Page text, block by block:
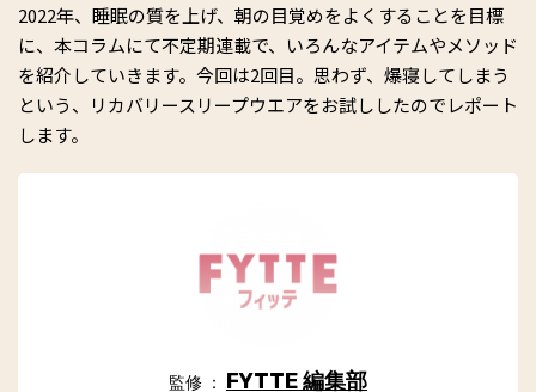
2022年、睡眠の質を上げ、朝の目覚めをよくすることを目標
に、本コラムにて不定期連載で、いろんなアイテムやメソッド
を紹介していきます。今回は2回目。思わず、爆寝してしまう
という、リカバリースリープウエアをお試ししたのでレポート
します。
監修 ： FYTTE 編集部